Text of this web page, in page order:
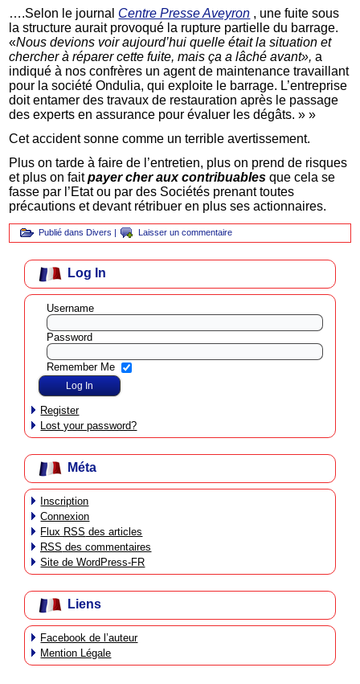
….Selon le journal Centre Presse Aveyron , une fuite sous
la structure aurait provoqué la rupture partielle du barrage.
«Nous devions voir aujourd’hui quelle était la situation et
chercher à réparer cette fuite, mais ça a lâché avant»,a
indiqué à nos confrères un agent de maintenance travaillant
pour la société Ondulia, qui exploite le barrage. L’entreprise
doit entamer des travaux de restauration après le passage
des experts en assurance pour évaluer les dégâts. » »
Cet accident sonne comme un terrible avertissement.
Plus on tarde à faire de l’entretien, plus on prend de risques
et plus on faitpayer cher aux contribuables que cela se
fasse par l’Etat ou par des Sociétés prenant toutes
précautions et devant rétribuer en plus ses actionnaires.
Publié dans Divers | Laisser un commentaire
Log In
Username
Password
Remember Me
Register
Lost your password?
Méta
Inscription
Connexion
Flux RSS des articles
RSS des commentaires
Site de WordPress-FR
Liens
Facebook de l’auteur
Mention Légale